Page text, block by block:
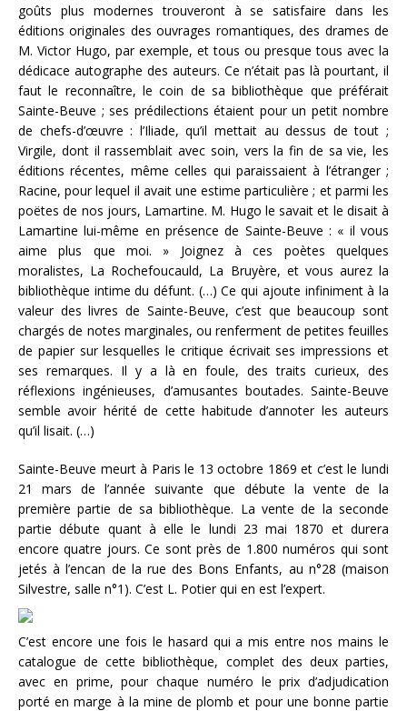
goûts plus modernes trouveront à se satisfaire dans les
éditions originales des ouvrages romantiques, des drames de
M. Victor Hugo, par exemple, et tous ou presque tous avec la
dédicace autographe des auteurs. Ce n’était pas là pourtant, il
faut le reconnaître, le coin de sa bibliothèque que préférait
Sainte-Beuve ; ses prédilections étaient pour un petit nombre
de chefs-d’œuvre : l’Iliade, qu’il mettait au dessus de tout ;
Virgile, dont il rassemblait avec soin, vers la fin de sa vie, les
éditions récentes, même celles qui paraissaient à l’étranger ;
Racine, pour lequel il avait une estime particulière ; et parmi les
poëtes de nos jours, Lamartine. M. Hugo le savait et le disait à
Lamartine lui-même en présence de Sainte-Beuve : « il vous
aime plus que moi. » Joignez à ces poètes quelques
moralistes, La Rochefoucauld, La Bruyère, et vous aurez la
bibliothèque intime du défunt. (…) Ce qui ajoute infiniment à la
valeur des livres de Sainte-Beuve, c’est que beaucoup sont
chargés de notes marginales, ou renferment de petites feuilles
de papier sur lesquelles le critique écrivait ses impressions et
ses remarques. Il y a là en foule, des traits curieux, des
réflexions ingénieuses, d’amusantes boutades. Sainte-Beuve
semble avoir hérité de cette habitude d’annoter les auteurs
qu’il lisait. (…)
Sainte-Beuve meurt à Paris le 13 octobre 1869 et c’est le lundi
21 mars de l’année suivante que débute la vente de la
première partie de sa bibliothèque. La vente de la seconde
partie débute quant à elle le lundi 23 mai 1870 et durera
encore quatre jours. Ce sont près de 1.800 numéros qui sont
jetés à l’encan de la rue des Bons Enfants, au n°28 (maison
Silvestre, salle n°1). C’est L. Potier qui en est l’expert.
C’est encore une fois le hasard qui a mis entre nos mains le
catalogue de cette bibliothèque, complet des deux parties,
avec en prime, pour chaque numéro le prix d’adjudication
porté en marge à la mine de plomb et pour une bonne partie